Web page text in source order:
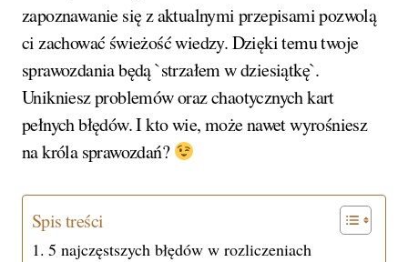
zapoznawanie się z aktualnymi przepisami pozwolą
ci zachować świeżość wiedzy. Dzięki temu twoje
sprawozdania będą `strzałem w dziesiątkę`.
Unikniesz problemów oraz chaotycznych kart
pełnych błędów. I kto wie, może nawet wyrośniesz
na króla sprawozdań?
Spis treści
5 najczęstszych błędów w rozliczeniach